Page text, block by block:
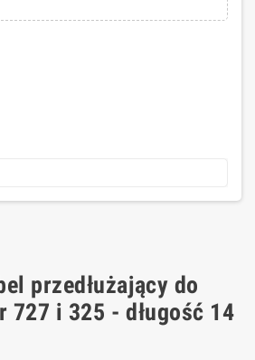
przedłużający do
727 i 325 - długość 14